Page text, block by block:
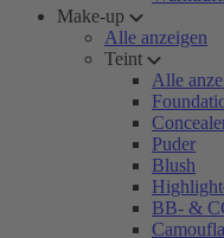
Make-up
Alle anzeigen
Teint
Alle
Puder
Blush
BB- &